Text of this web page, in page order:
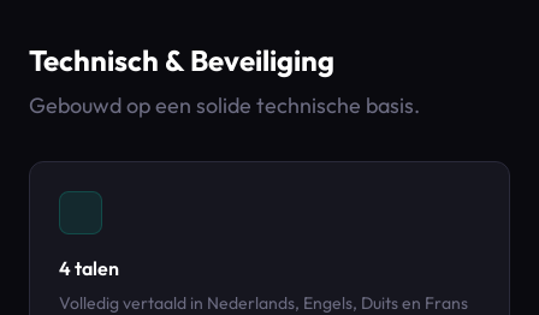
Technisch & Beveiliging
Gebouwd op een solide technische basis.
4 talen
Volledig vertaald in Nederlands, Engels, Duits en Frans